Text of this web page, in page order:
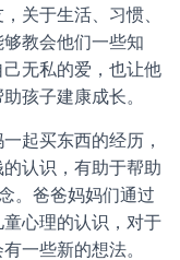
关于生活、习惯、
教会他们一些知
无私的爱，也让他
孩子建康成长。
起买东西的经历，
认识，有助于帮助
。爸爸妈妈们通过
心理的认识，对于
一些新的想法。